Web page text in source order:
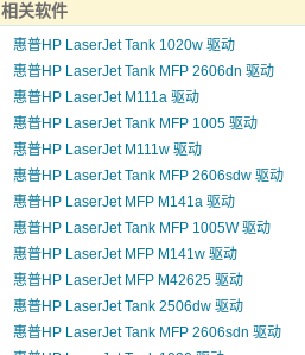
相关软件
惠普HP LaserJet Tank 1020w 驱动
惠普HP LaserJet Tank MFP 2606dn 驱动
惠普HP LaserJet M111a 驱动
惠普HP LaserJet Tank MFP 1005 驱动
惠普HP LaserJet M111w 驱动
惠普HP LaserJet Tank MFP 2606sdw 驱动
惠普HP LaserJet MFP M141a 驱动
惠普HP LaserJet Tank MFP 1005W 驱动
惠普HP LaserJet MFP M141w 驱动
惠普HP LaserJet MFP M42625 驱动
惠普HP LaserJet Tank 2506dw 驱动
惠普HP LaserJet Tank MFP 2606sdn 驱动